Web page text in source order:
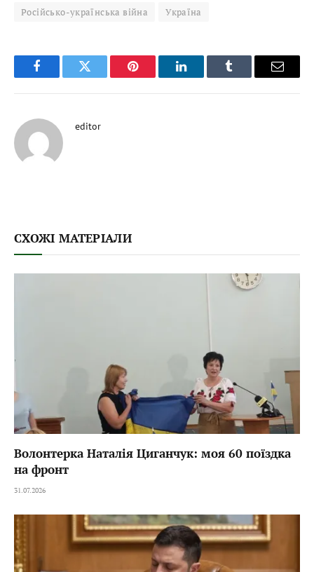
Російсько-українська війна
Україна
FacebookTwitter Pinterest LinkedInTumblr Email
editor
СХОЖІ МАТЕРІАЛИ
Волонтерка Наталія Циганчук: моя 60 поїздка
на фронт
31.07.2026